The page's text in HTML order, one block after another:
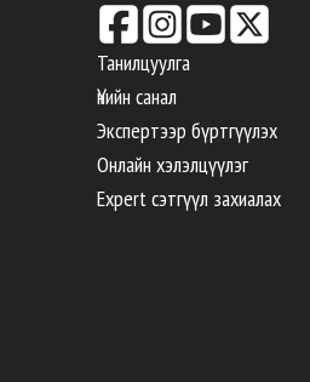
Танилцуулга
Үнийн санал
Экспертээр бүртгүүлэх
Онлайн хэлэлцүүлэг
Expert сэтгүүл захиалах